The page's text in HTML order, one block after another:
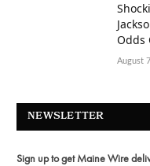
Odds
August
NEWSLETTER
Sign up to get Maine Wire